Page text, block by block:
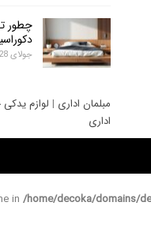
چطور
جولای 28, 2025
مبلمان اداری | لوازم
اداری
in /home/decoka/domains/